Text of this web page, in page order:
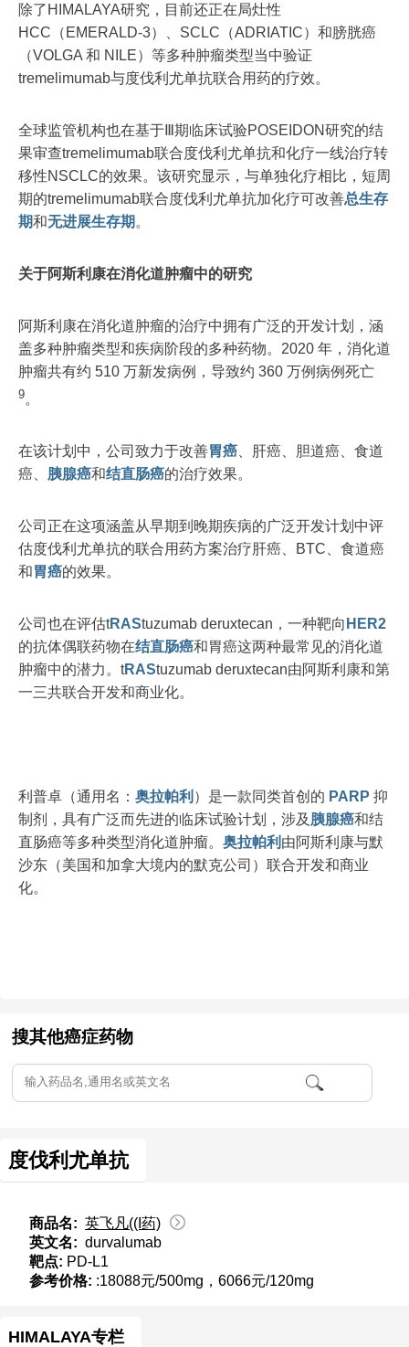
除了HIMALAYA研究，目前还正在局灶性
HCC（EMERALD-3）、SCLC（ADRIATIC）和膀胱癌
（VOLGA 和 NILE）等多种肿瘤类型当中验证
tremelimumab与度伐利尤单抗联合用药的疗效。
全球监管机构也在基于Ⅲ期临床试验POSEIDON研究的结
果审查tremelimumab联合度伐利尤单抗和化疗一线治疗转
移性NSCLC的效果。该研究显示，与单独化疗相比，短周
期的tremelimumab联合度伐利尤单抗加化疗可改善总生存
期和无进展生存期 。
关于阿斯利康在消化道肿瘤中的研究
阿斯利康在消化道肿瘤的治疗中拥有广泛的开发计划，涵
盖多种肿瘤类型和疾病阶段的多种药物。2020 年，消化道
肿瘤共有约 510 万新发病例，导致约 360 万例病例死亡
9。
在该计划中，公司致力于改善胃癌 、肝癌、胆道癌、食道
癌、 胰腺癌和结直肠癌的治疗效果。
公司正在这项涵盖从早期到晚期疾病的广泛开发计划中评
估度伐利尤单抗的联合用药方案治疗肝癌、BTC、食道癌
和胃癌的效果。
公司也在评估tRAStuzumab deruxtecan，一种靶向 HER2
的抗体偶联药物在结直肠癌和胃癌这两种最常见的消化道
肿瘤中的潜力。tRAStuzumab deruxtecan由阿斯利康和第
一三共联合开发和商业化。
利普卓（通用名： 奥拉帕利 ）是一款同类首创的 PARP 抑
制剂，具有广泛而先进的临床试验计划，涉及 胰腺癌和结
直肠癌等多种类型消化道肿瘤。 奥拉帕利 由阿斯利康与默
沙东（美国和加拿大境内的默克公司）联合开发和商业
化。
搜其他癌症药物
度伐利尤单抗
商品名: 英飞凡((I药)
英文名: durvalumab
靶点: PD-L1
参考价格: :18088元/500mg，6066元/120mg
HIMALAYA专栏